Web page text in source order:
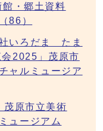
・郷土資料
86）
いろだま たま
2025」茂原市
ャルミュージア
茂原市立美術
ュージアム